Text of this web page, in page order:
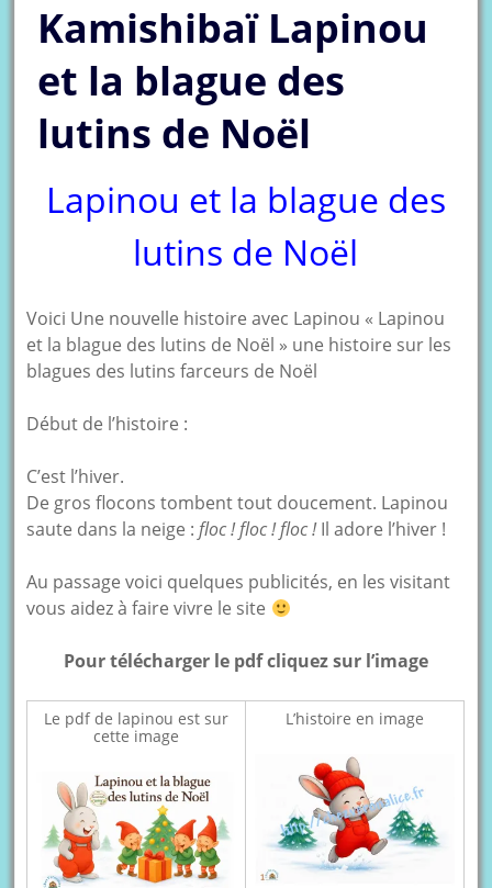
Kamishibaï Lapinou
et la blague des
lutins de Noël
Lapinou et la blague des
lutins de Noël
Voici Une nouvelle histoire avec Lapinou « Lapinou
et la blague des lutins de Noël » une histoire sur les
blagues des lutins farceurs de Noël
Début de l’histoire :
C’est l’hiver.
De gros flocons tombent tout doucement. Lapinou
saute dans la neige :floc ! floc ! floc !Il adore l’hiver !
Au passage voici quelques publicités, en les visitant
vous aidez à faire vivre le site
Pour télécharger le pdf cliquez sur l’image
Le pdf de lapinou est sur
cette image
L’histoire en image